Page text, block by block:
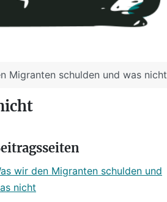
Migranten schulden und was nicht
wir den Migranten schulden und
nicht